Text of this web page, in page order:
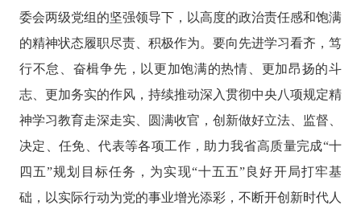
委会两级党组的坚强领导下，以高度的政治责任感和饱满
的精神状态履职尽责、积极作为。要向先进学习看齐，笃
行不怠、奋楫争先，以更加饱满的热情、更加昂扬的斗
志、更加务实的作风，持续推动深入贯彻中央八项规定精
神学习教育走深走实、圆满收官，创新做好立法、监督、
决定、任免、代表等各项工作， 助力我省高质量完成“十
四五”规划目标任务，为实现“十五五”良好开局打牢基
础， 以实际行动为党的事业增光添彩，不断开创新时代人